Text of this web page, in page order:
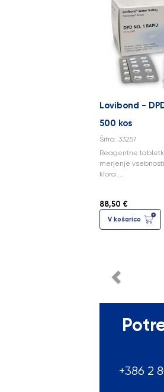
Lovibond -
500 kos
Šifra: 33257
Reagentne
merjenje
klora ...
88,50 €
V košarico
+386 2